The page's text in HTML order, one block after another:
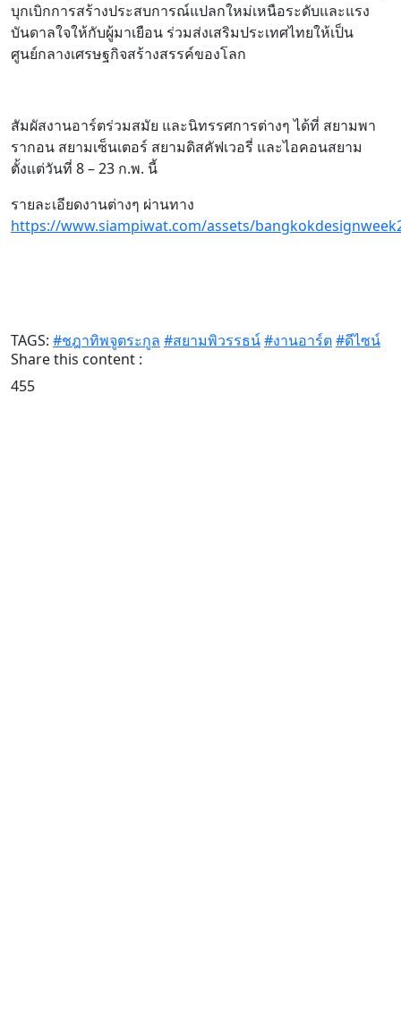
บุกเบิกการสร้างประสบการณ์แปลกใหม่เหนือระดับและแรง
บันดาลใจให้กับผู้มาเยือน ร่วมส่งเสริมประเทศไทยให้เป็น
ศูนย์กลางเศรษฐกิจสร้างสรรค์ของโลก
สัมผัสงานอาร์ตร่วมสมัย และนิทรรศการต่างๆ ได้ที่ สยามพา
รากอน สยามเซ็นเตอร์ สยามดิสคัฟเวอรี่ และไอคอนสยาม
ตั้งแต่วันที่ 8 – 23 ก.พ. นี้
รายละเอียดงานต่างๆ ผ่านทาง
https://www.siampiwat.com/assets/
TAGS: #ชฎาทิพจูตระกูล #สยามพิวรรธน์#งานอาร์ต#ดีไซน์
Share this content :
455